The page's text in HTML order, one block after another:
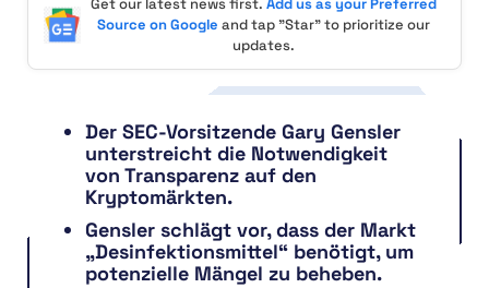
Get our latest news first. Add us as your Preferred
Source on Google and tap "Star" to prioritize our
updates.
Der SEC-Vorsitzende Gary Gensler
unterstreicht die Notwendigkeit
von Transparenz auf den
Kryptomärkten.
Gensler schlägt vor, dass der Markt
„Desinfektionsmittel“ benötigt, um
potenzielle Mängel zu beheben.